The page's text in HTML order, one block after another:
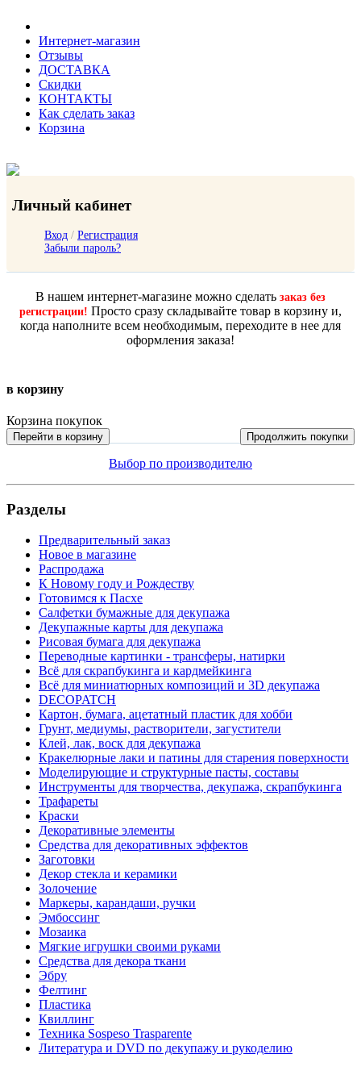
Интернет-магазин
Отзывы
ДОСТАВКА
Скидки
КОНТАКТЫ
Как сделать заказ
Корзина
Личный кабинет
Вход / Регистрация
Забыли пароль?
В нашем интернет-магазине можно сделать заказ без
регистрации! Просто сразу складывайте товар в корзину и,
когда наполните всем необходимым, переходите в нее для
оформления заказа!
в корзину
Корзина покупок
Перейти в корзину Продолжить покупки
Выбор по производителю
Разделы
Предварительный заказ
Новое в магазине
Распродажа
К Новому году и Рождеству
Готовимся к Пасхе
Салфетки бумажные для декупажа
Декупажные карты для декупажа
Рисовая бумага для декупажа
Переводные картинки - трансферы, натирки
Всё для скрапбукинга и кардмейкинга
Всё для миниатюрных композиций и 3D декупажа
DECOPATCH
Картон, бумага, ацетатный пластик для хобби
Грунт, медиумы, растворители, загустители
Клей, лак, воск для декупажа
Кракелюрные лаки и патины для старения поверхности
Моделирующие и структурные пасты, составы
Инструменты для творчества, декупажа, скрапбукинга
Трафареты
Краски
Декоративные элементы
Средства для декоративных эффектов
Заготовки
Декор стекла и керамики
Золочение
Маркеры, карандаши, ручки
Эмбоссинг
Мозаика
Мягкие игрушки своими руками
Средства для декора ткани
Эбру
Фелтинг
Пластика
Квиллинг
Техника Sospeso Trasparente
Литература и DVD по декупажу и рукоделию